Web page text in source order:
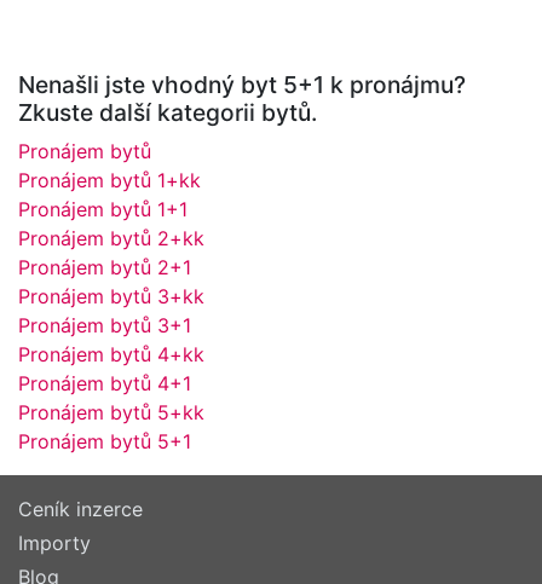
Nenašli jste vhodný byt 5+1 k pronájmu?
Zkuste další kategorii bytů.
Pronájem bytů
Pronájem bytů 1+kk
Pronájem bytů 1+1
Pronájem bytů 2+kk
Pronájem bytů 2+1
Pronájem bytů 3+kk
Pronájem bytů 3+1
Pronájem bytů 4+kk
Pronájem bytů 4+1
Pronájem bytů 5+kk
Pronájem bytů 5+1
Ceník inzerce
Importy
Blog